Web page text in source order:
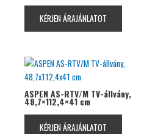
KÉRJEN ÁRAJÁNLATOT
ASPEN AS-RTV/M TV-állvány,
48,7×112,4×41 cm
KÉRJEN ÁRAJÁNLATOT